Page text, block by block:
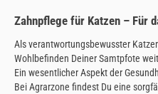
Zahnpflege für Katzen – Für
Als verantwortungsbewusster
Wohlbefinden Deiner Samtpfote
Ein wesentlicher Aspekt der
Bei Agrarzone findest Du eine